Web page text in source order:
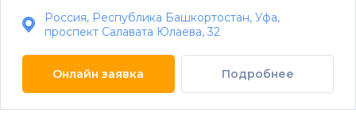
Россия, Республика Башкортостан, Уфа,
проспект Салавата Юлаева, 32
Онлайн заявка Подробнее